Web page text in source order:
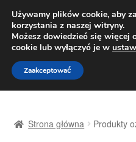
Pn.-pt. 9:00-
Przejdź
do
nawigacji
Przejdź
do
treści
Dostawa
Strona główna Produkty
Używamy plików cookie, aby
korzystania z naszej witryny.
Możesz dowiedzieć się więcej
cookie lub wyłączyć je w
Zaakceptować